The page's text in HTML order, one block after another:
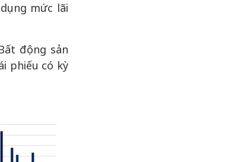
mức lãi
động sản
phiếu có kỳ